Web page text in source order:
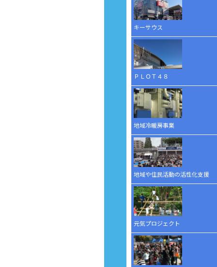
キーサウス
ＰＬＯＴ４８
地域冷暖房事業
地域や住民活動の活性化支援
元気プロジェクト